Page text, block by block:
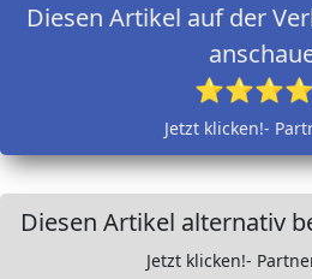
Diesen Artikel auf der
Jetzt klicken!-
Diesen Artikel alternativ
Jetzt klicken!-